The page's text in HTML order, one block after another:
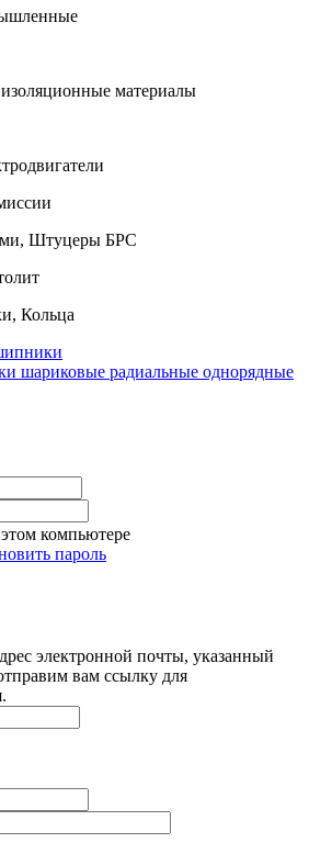
материалы
Штуцеры БРС
Кольца
шариковые радиальные однорядные
компьютере
пароль
электронной почты, указанный
вам ссылку для